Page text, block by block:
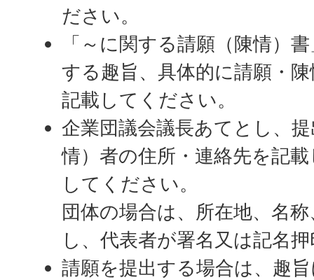
ださい。
「～に関する請願（陳情）
する趣旨、具体的に請願・
記載してください。
企業団議会議長あてとし、
情）者の住所・連絡先を記
してください。
団体の場合は、所在地、名
し、代表者が署名又は記名
請願を提出する場合は、趣